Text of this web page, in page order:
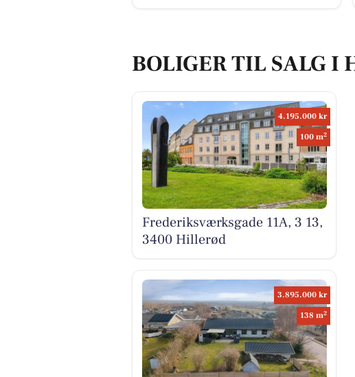
BOLIGER TIL SALG I
4.195.000 kr
100 m2
Frederiksværksgade 11A, 3 13,
3400 Hillerød
3.895.000 kr
138 m2